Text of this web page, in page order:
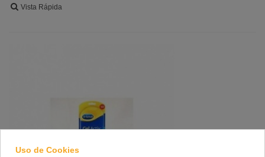
Vista Rápida
Uso de Cookies